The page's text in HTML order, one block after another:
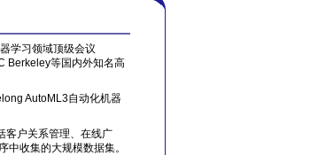
学习领域顶级会议
Berkeley等国内外知名高
AutoML3自动化机器
客户关系管理、在线广
收集的大规模数据集。